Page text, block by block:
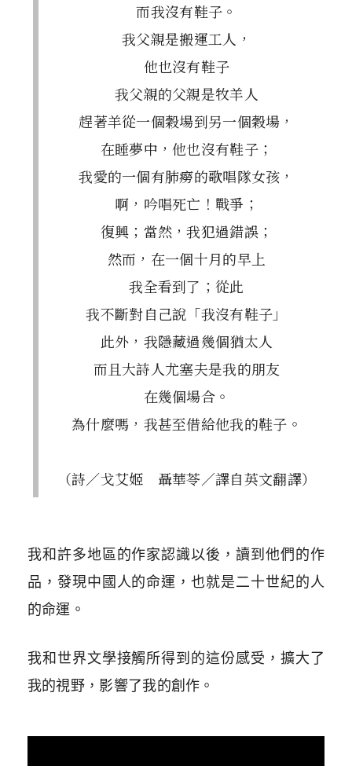
而我沒有鞋子。
我父親是搬運工人，
他也沒有鞋子
我父親的父親是牧羊人
趕著羊從一個穀場到另一個穀場，
在睡夢中，他也沒有鞋子；
我愛的一個有肺癆的歌唱隊女孩，
啊，吟唱死亡！戰爭；
復興；當然，我犯過錯誤；
然而，在一個十月的早上
我全看到了；從此
我不斷對自己說「我沒有鞋子」
此外，我隱藏過幾個猶太人
而且大詩人尤塞夫是我的朋友
在幾個場合。
為什麼嗎，我甚至借給他我的鞋子。
（詩／戈艾姬 聶華苓／譯自英文翻譯）
我和許多地區的作家認識以後，讀到他們的作
品，發現中國人的命運，也就是二十世紀的人
的命運。
我和世界文學接觸所得到的這份感受，擴大了
我的視野，影響了我的創作。